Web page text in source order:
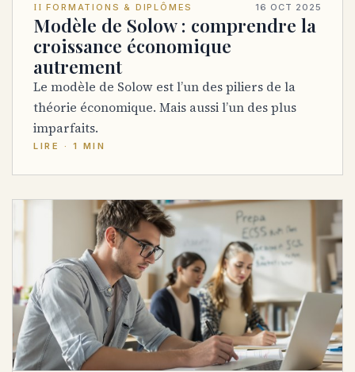
II FORMATIONS & DIPLÔMES 16 OCT 2025
Modèle de Solow : comprendre la
croissance économique
autrement
Le modèle de Solow est l’un des piliers de la
théorie économique. Mais aussi l’un des plus
imparfaits.
LIRE · 1 MIN